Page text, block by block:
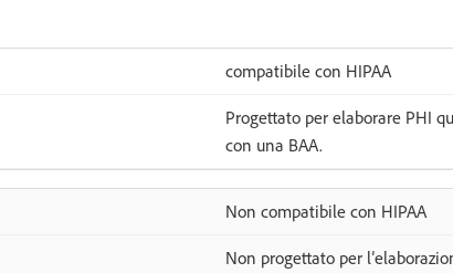
compatibile con HIPAA
Progettato per elaborare PHI
con una BAA.
Non compatibile con HIPAA
Non progettato per